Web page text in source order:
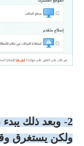
2- وبعد ذلك
ولكن يستغرق